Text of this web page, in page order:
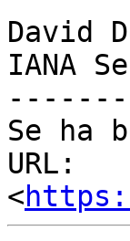
David
IANA
Se ha
URL:
<